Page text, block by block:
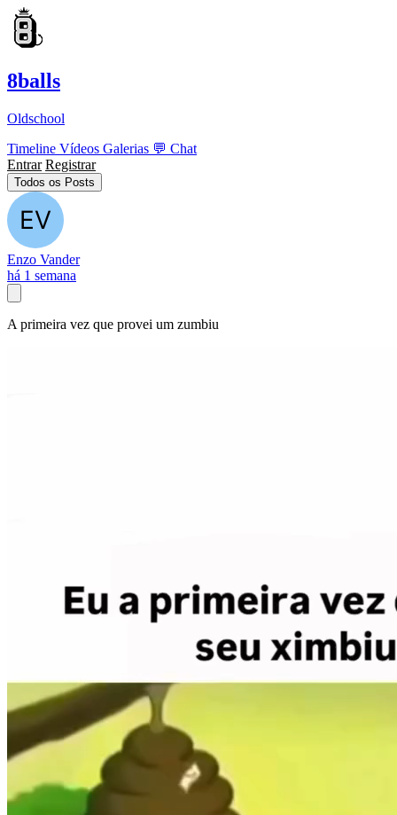
8balls
Oldschool
Timeline Vídeos Galerias 💬 Chat
Entrar Registrar
Todos os Posts
Enzo Vander
há 1 semana
A primeira vez que provei um zumbiu